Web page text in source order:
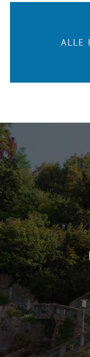
ALLE